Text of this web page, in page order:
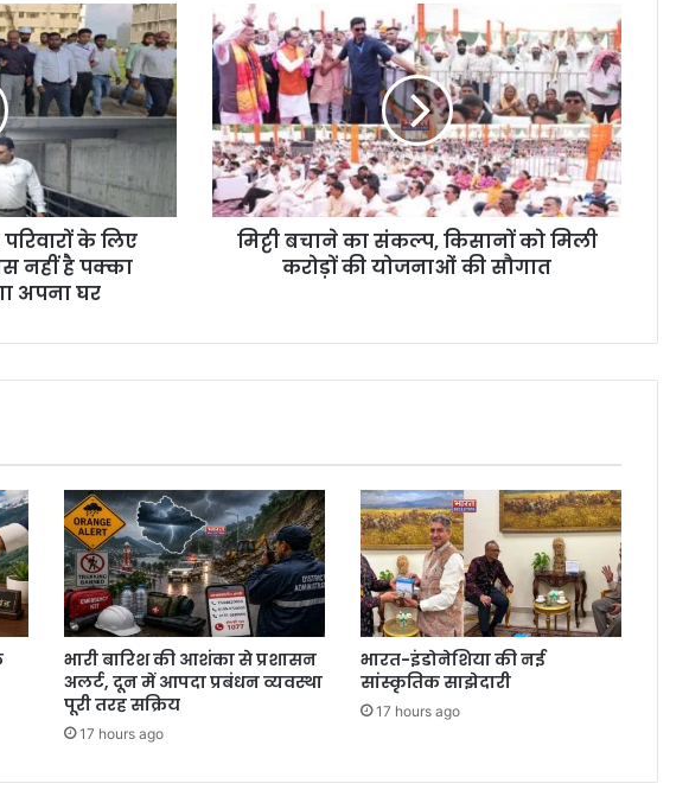
के लिए
नहीं है पक्का
अपना घर
मिट्टी बचाने का संकल्प, किसानों को मिली
करोड़ों की योजनाओं की सौगात
भारी बारिश की आशंका से प्रशासन
अलर्ट, दून में आपदा प्रबंधन व्यवस्था
पूरी तरह सक्रिय
17 hours ago
भारत-इंडोनेशिया की नई
सांस्कृतिक साझेदारी
17 hours ago